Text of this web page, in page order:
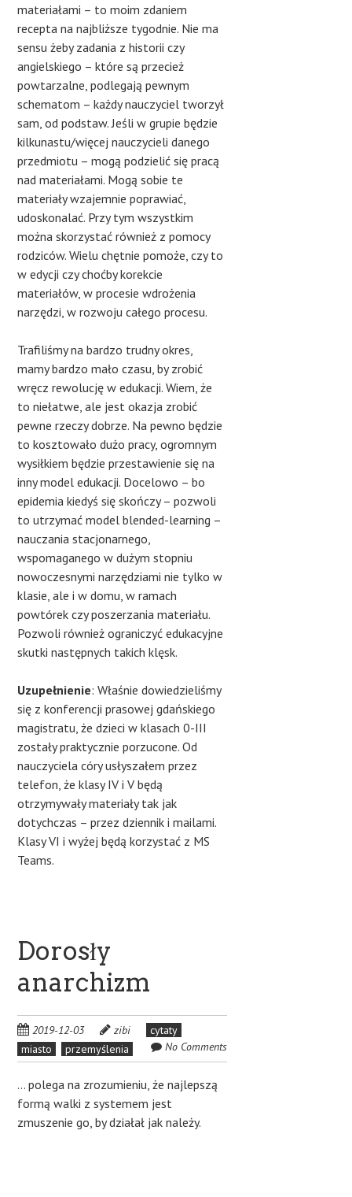
materiałami – to moim zdaniem
recepta na najbliższe tygodnie. Nie ma
sensu żeby zadania z historii czy
angielskiego – które są przecież
powtarzalne, podlegają pewnym
schematom – każdy nauczyciel tworzył
sam, od podstaw. Jeśli w grupie będzie
kilkunastu/więcej nauczycieli danego
przedmiotu – mogą podzielić się pracą
nad materiałami. Mogą sobie te
materiały wzajemnie poprawiać,
udoskonalać. Przy tym wszystkim
można skorzystać również z pomocy
rodziców. Wielu chętnie pomoże, czy to
w edycji czy choćby korekcie
materiałów, w procesie wdrożenia
narzędzi, w rozwoju całego procesu.
Trafiliśmy na bardzo trudny okres,
mamy bardzo mało czasu, by zrobić
wręcz rewolucję w edukacji. Wiem, że
to niełatwe, ale jest okazja zrobić
pewne rzeczy dobrze. Na pewno będzie
to kosztowało dużo pracy, ogromnym
wysiłkiem będzie przestawienie się na
inny model edukacji. Docelowo – bo
epidemia kiedyś się skończy – pozwoli
to utrzymać model blended-learning –
nauczania stacjonarnego,
wspomaganego w dużym stopniu
nowoczesnymi narzędziami nie tylko w
klasie, ale i w domu, w ramach
powtórek czy poszerzania materiału.
Pozwoli również ograniczyć edukacyjne
skutki następnych takich klęsk.
Uzupełnienie: Właśnie dowiedzieliśmy
się z konferencji prasowej gdańskiego
magistratu, że dzieci w klasach 0-III
zostały praktycznie porzucone. Od
nauczyciela córy usłyszałem przez
telefon, że klasy IV i V będą
otrzymywały materiały tak jak
dotychczas – przez dziennik i mailami.
Klasy VI i wyżej będą korzystać z MS
Teams.
Dorosły
anarchizm
2019-12-03 zibi
cytaty
miasto
przemyślenia No Comments
… polega na zrozumieniu, że najlepszą
formą walki z systemem jest
zmuszenie go, by działał jak należy.